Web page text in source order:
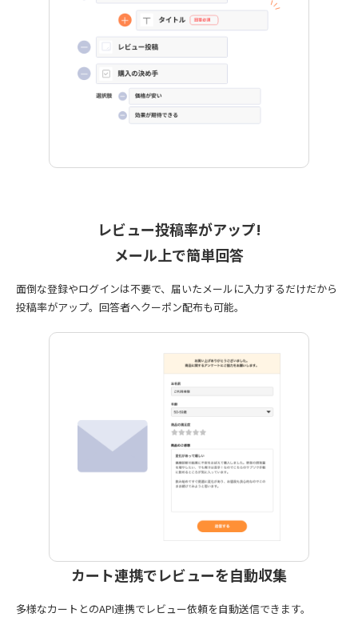
レビュー投稿率がアップ!
メール上で簡単回答
面倒な登録やログインは不要で、届いたメールに入力するだけだから
投稿率がアップ。回答者へクーポン配布も可能。
カート連携でレビューを自動収集
多様なカートとのAPI連携でレビュー依頼を自動送信できます。